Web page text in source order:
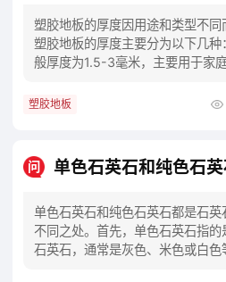
塑胶地板的厚度因用途和类型不同
塑胶地板的厚度主要分为以下几
般厚度为1.5-3毫米，主要用于家
塑胶地板
问 单色石英石和纯色石
单色石英石和纯色石英石都是石
不同之处。首先，单色石英石指
石英石，通常是灰色、米色或白色